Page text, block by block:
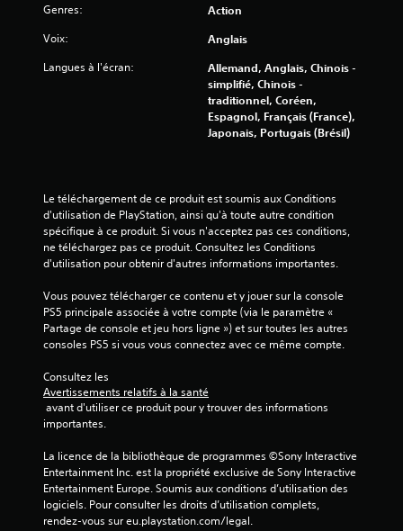
Genres: Action
Voix: Anglais
Langues à l'écran:
Allemand, Anglais, Chinois -
simplifié, Chinois -
traditionnel, Coréen,
Espagnol, Français (France),
Japonais, Portugais (Brésil)
Le téléchargement de ce produit est soumis aux Conditions
d'utilisation de PlayStation, ainsi qu'à toute autre condition
spécifique à ce produit. Si vous n'acceptez pas ces conditions,
ne téléchargez pas ce produit. Consultez les Conditions
d'utilisation pour obtenir d'autres informations importantes.
Vous pouvez télécharger ce contenu et y jouer sur la console
PS5 principale associée à votre compte (via le paramètre «
Partage de console et jeu hors ligne ») et sur toutes les autres
consoles PS5 si vous vous connectez avec ce même compte.
Consultez les
Avertissements relatifs à la santé
importantes.
La licence de la bibliothèque de programmes ©Sony Interactive
Entertainment Inc. est la propriété exclusive de Sony Interactive
Entertainment Europe. Soumis aux conditions d’utilisation des
logiciels. Pour consulter les droits d’utilisation complets,
rendez-vous sur eu.playstation.com/legal.